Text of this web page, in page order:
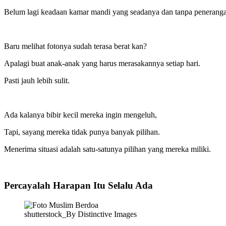
Belum lagi keadaan kamar mandi yang seadanya dan tanpa
Baru melihat fotonya sudah terasa berat kan?
Apalagi buat anak-anak yang harus merasakannya setiap hari.
Pasti jauh lebih sulit.
Ada kalanya bibir kecil mereka ingin mengeluh,
Tapi, sayang mereka tidak punya banyak pilihan.
Menerima situasi adalah satu-satunya pilihan yang mereka miliki.
Percayalah Harapan Itu Selalu Ada
shutterstock_By Distinctive Images